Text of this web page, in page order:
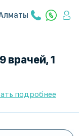
врачей, 1
подробнее